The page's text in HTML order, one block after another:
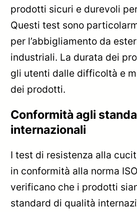
prodotti sicuri e durevoli
Questi test sono
per l’abbigliamento da
industriali. La durata dei
gli utenti dalle difficoltà e
dei prodotti.
Conformità agli
internazionali
I test di resistenza alla
in conformità alla norma
verificano che i prodotti
standard di qualità